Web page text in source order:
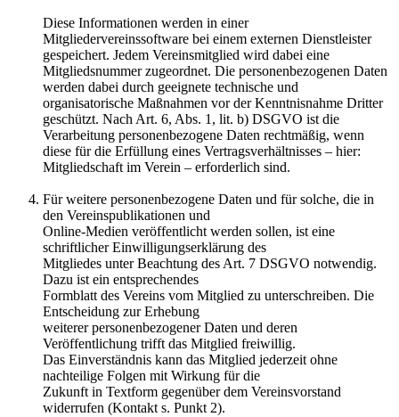
Diese Informationen werden in einer
Mitgliedervereinssoftware bei einem externen Dienstleister
gespeichert. Jedem Vereinsmitglied wird dabei eine
Mitgliedsnummer zugeordnet. Die personenbezogenen Daten
werden dabei durch geeignete technische und
organisatorische Maßnahmen vor der Kenntnisnahme Dritter
geschützt. Nach Art. 6, Abs. 1, lit. b) DSGVO ist die
Verarbeitung personenbezogene Daten rechtmäßig, wenn
diese für die Erfüllung eines Vertragsverhältnisses – hier:
Mitgliedschaft im Verein – erforderlich sind.
Für weitere personenbezogene Daten und für solche, die in
den Vereinspublikationen und
Online-Medien veröffentlicht werden sollen, ist eine
schriftlicher Einwilligungserklärung des
Mitgliedes unter Beachtung des Art. 7 DSGVO notwendig.
Dazu ist ein entsprechendes
Formblatt des Vereins vom Mitglied zu unterschreiben. Die
Entscheidung zur Erhebung
weiterer personenbezogener Daten und deren
Veröffentlichung trifft das Mitglied freiwillig.
Das Einverständnis kann das Mitglied jederzeit ohne
nachteilige Folgen mit Wirkung für die
Zukunft in Textform gegenüber dem Vereinsvorstand
widerrufen (Kontakt s. Punkt 2).